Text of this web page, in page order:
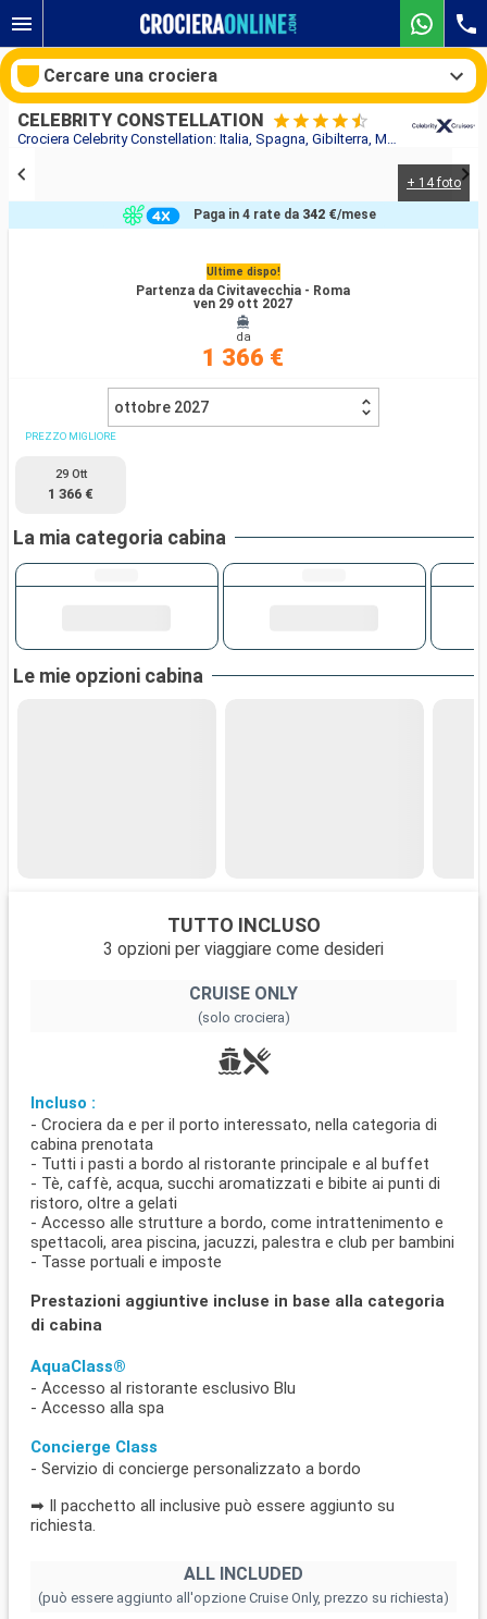
Crociera Celebrity Constellation: Italia, Spagna, Gibilterra, Marocco, Stati uniti in partenza da Civitavecchia - Roma
CELEBRITY CONSTELLATION
+ 14 foto
Ultime dispo!
Partenza da Civitavecchia - Roma
ven 29 ott 2027
da
1 366 €
Paga in 4 rate da342 €/mese
ottobre 2027
PREZZO MIGLIORE
29 Ott
1 366 €
La mia categoria cabina
Le mie opzioni cabina
TUTTO INCLUSO
3 opzioni per viaggiare come desideri
CRUISE ONLY
(solo crociera)
Incluso :
- Crociera da e per il porto interessato, nella categoria di
cabina prenotata
- Tutti i pasti a bordo al ristorante principale e al buffet
- Tè, caffè, acqua, succhi aromatizzati e bibite ai punti di
ristoro, oltre a gelati
- Accesso alle strutture a bordo, come intrattenimento e
spettacoli, area piscina, jacuzzi, palestra e club per bambini
- Tasse portuali e imposte
Prestazioni aggiuntive incluse in base alla categoria
di cabina
AquaClass®
- Accesso al ristorante esclusivo Blu
- Accesso alla spa
Concierge Class
- Servizio di concierge personalizzato a bordo
➡ Il pacchetto all inclusive può essere aggiunto su
richiesta.
ALL INCLUDED
(può essere aggiunto all'opzione Cruise Only, prezzo su richiesta)
Cercare una crociera
Compagnie
Ricerca